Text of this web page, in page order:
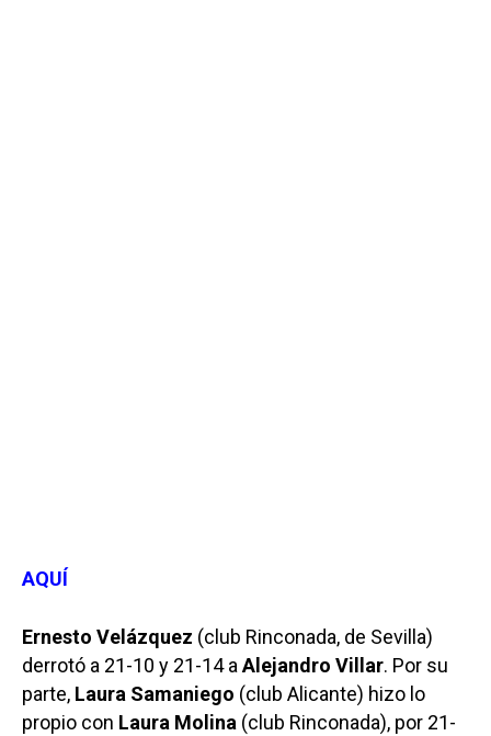
AQUÍ
Ernesto Velázquez (club Rinconada, de Sevilla)
derrotó a 21-10 y 21-14 a Alejandro Villar. Por su
parte, Laura Samaniego (club Alicante) hizo lo
propio con Laura Molina (club Rinconada), por 21-